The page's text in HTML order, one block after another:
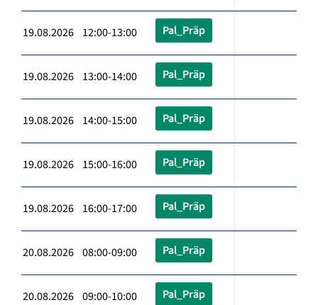
19.08.2026 12:00-13:00 Pal_Präp
19.08.2026 13:00-14:00 Pal_Präp
19.08.2026 14:00-15:00 Pal_Präp
19.08.2026 15:00-16:00 Pal_Präp
19.08.2026 16:00-17:00 Pal_Präp
20.08.2026 08:00-09:00 Pal_Präp
20.08.2026 09:00-10:00 Pal_Präp